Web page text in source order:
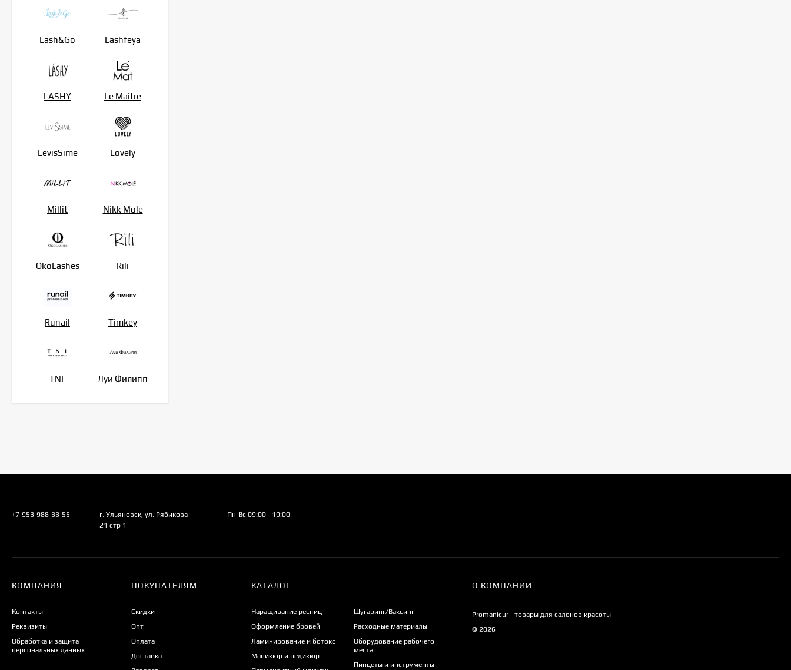
Lash&Go Lashfeya
LASHY Le Maitre
LevisSime Lovely
Millit Nikk Mole
OkoLashes Rili
Runail Timkey
TNL Луи Филипп
+7-953-988-33-55
г. Ульяновск, ул. Рябикова
21 стр 1
Пн-Вс 09:00—19:00
КОМПАНИЯ
Контакты
Реквизиты
Обработка и защита
персональных данных
ПОКУПАТЕЛЯМ
Скидки
Опт
Оплата
Доставка
КАТАЛОГ
Наращивание ресниц
Оформление бровей
Ламинирование и ботокс
Маникюр и педикюр
Шугаринг/Ваксинг
Расходные материалы
Оборудование рабочего
места
Пинцеты и инструменты
О КОМПАНИИ
Promanicur - товары для салонов красоты
© 2026